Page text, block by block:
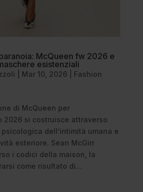
McQueen fw 2026 e
esistenziali
Mar 10, 2026
Fashion
di McQueen per
2026 si costruisce attraverso
dell’intimità umana e
esteriore. Sean McGirr
i codici della maison, la
come risultato di...